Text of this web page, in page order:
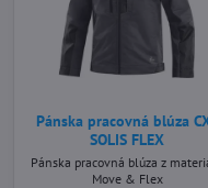
Pánska pracovná blúza
SOLIS FLEX
Pánska pracovná blúza z
Move & Flex